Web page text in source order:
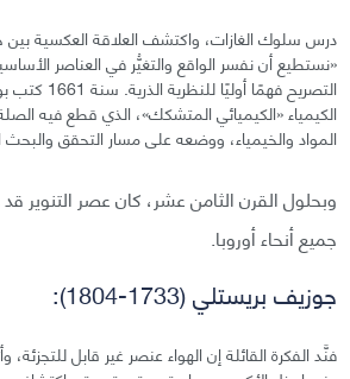
درس سلوك الغازات، واكتشف العلاقة العكسية
«نستطيع أن نفسر الواقع والتغيُّر في العناصر
التصريح فهمًا
الكيمياء «الكيميائي المتشكك»، الذي قطع فيه
المواد والخيمياء، ووضعه على مسار التحقق
وبحلول القرن الثامن عشر، كان عصر
جميع أنحاء أوروبا.
جوزيف بريستلي (1733-1804):
فنَّد الفكرة القائلة إن الهواء عنصر غير قابل للتجزئة،